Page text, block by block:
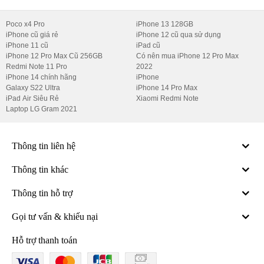
Đánh giá cá nhân
: Tôi đánh giá cao sự minh bạch và cam kết chất
lượng của Di Động Thông Minh. Các sản phẩm cũ ở đây hầu như
không có khác biệt so với máy mới.
Hệ thống chi nhánh trên toàn quốc
Bạn có thể dễ dàng mua sắm tại các cửa hàng của Di Động Thông
Minh:
119 Thái Thịnh, Đống Đa (Hotline: 0966 119 995).
15 Trần Đại Nghĩa, Hai Bà Trưng (Hotline: 0856 781 515).
0971 699 701).
Hải Phòng: 12 Điện Biên Phủ (Hotline: 0916 551 212).
965 566).
Poco x4 Pro
iPhone cũ giá rẻ
iPhone 11 cũ
iPhone 12 Pro Max Cũ 256GB
Redmi Note 11 Pro
iPhone 14 chính hãng
Galaxy S22 Ultra
iPad Air Siêu Rẻ
Laptop LG Gram 2021
iPhone 13 128GB
iPhone 12 cũ qua sử dụng
iPad cũ
Có nên mua iPhone 12 Pro Max
2022
iPhone
iPhone 14 Pro Max
Xiaomi Redmi Note
Thông tin liên hệ
Thông tin khác
Thông tin hỗ trợ
Gọi tư vấn & khiếu nại
Hỗ trợ thanh toán